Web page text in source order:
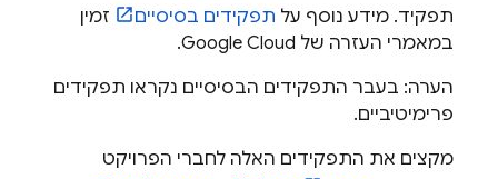
תפקיד. מידע נוסף על תפקידים בסיסיים
זמין
במאמרי העזרה של Google Cloud
.
הערה: בעבר התפקידים הבסיסיים נקראו תפקידים
פרימיטיביים.
מקצים את התפקידים האלה לחברי הפרויקט